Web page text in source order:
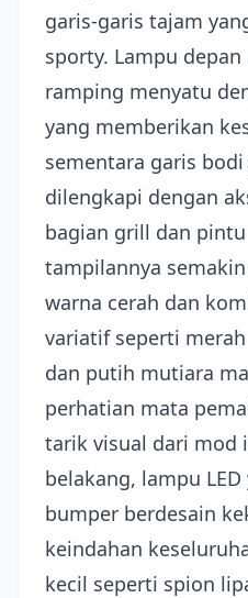
garis-garis tajam
sporty. Lampu depan
ramping menyatu
yang memberikan
sementara garis
dilengkapi dengan
bagian grill dan
tampilannya
warna cerah dan
variatif seperti
dan putih mutiara
perhatian mata
tarik visual dari mod
belakang, lampu
bumper berdesain
keindahan
kecil seperti spion